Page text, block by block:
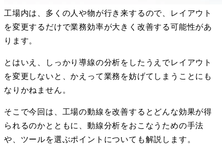
工場内は、多くの人や物が行き来するので、レイアウト
を変更するだけで業務効率が大きく改善する可能性があ
ります。
とはいえ、しっかり導線の分析をしたうえでレイアウト
を変更しないと、かえって業務を妨げてしまうことにも
なりかねません。
そこで今回は、工場の動線を改善するとどんな効果が得
られるのかとともに、動線分析をおこなうための手法
や、ツールを選ぶポイントについても解説します。